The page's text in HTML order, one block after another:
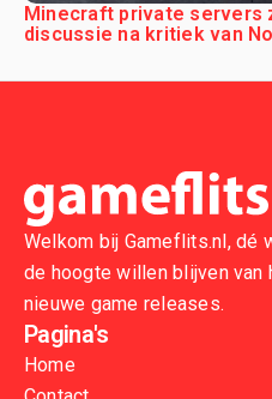
Minecraft private servers
discussie na kritiek van
Welkom bij Gameflits.nl, dé
de hoogte willen blijven van
nieuwe game releases.
Pagina's
Home